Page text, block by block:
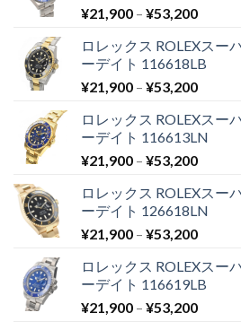
¥21,900 – ¥53,200
ロレックス ROLEXスー
ーデイト 116618LB
¥21,900 – ¥53,200
ロレックス ROLEXスー
ーデイト 116613LN
¥21,900 – ¥53,200
ロレックス ROLEXスー
ーデイト 126618LN
¥21,900 – ¥53,200
ロレックス ROLEXスー
ーデイト 116619LB
¥21,900 – ¥53,200